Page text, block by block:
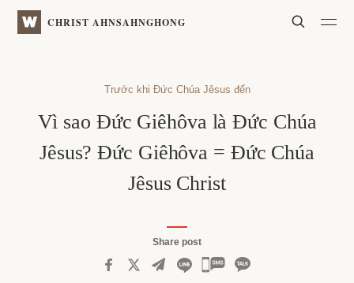
WATVCHRIST AHNSAHNGHONG Search
Trước khi Đức Chúa Jêsus đến
Vì sao Đức Giêhôva là Đức Chúa
Jêsus? Đức Giêhôva = Đức Chúa
Jêsus Christ
Share post
카